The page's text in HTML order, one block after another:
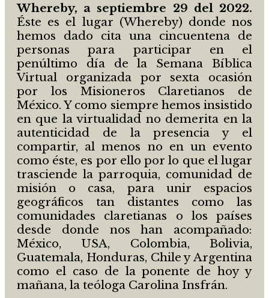
Whereby, a septiembre 29 del 2022.
Éste es el lugar (Whereby) donde nos
hemos dado cita una cincuentena de
personas para participar en el
penúltimo día de la Semana Bíblica
Virtual organizada por sexta ocasión
por los Misioneros Claretianos de
México. Y como siempre hemos insistido
en que la virtualidad no demerita en la
autenticidad de la presencia y el
compartir, al menos no en un evento
como éste, es por ello por lo que el lugar
trasciende la parroquia, comunidad de
misión o casa, para unir espacios
geográficos tan distantes como las
comunidades claretianas o los países
desde donde nos han acompañado:
México, USA, Colombia, Bolivia,
Guatemala, Honduras, Chile y Argentina
como el caso de la ponente de hoy y
mañana, la teóloga Carolina Insfrán.